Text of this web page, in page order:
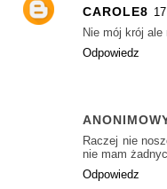
CAROLE8
Nie mój krój ale
Odpowiedz
Raczej nie
nie mam
Odpowiedz